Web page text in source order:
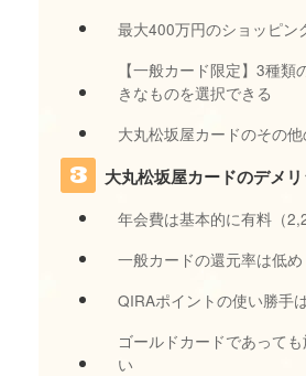
最大400万円のショッピン
【一般カード限定】3種
きなものを選択できる
大丸松坂屋カードのその
大丸松坂屋カードのデメ
年会費は基本的に有料（
一般カードの還元率は低め
QIRAポイントの使い勝手
ゴールドカードであって
い